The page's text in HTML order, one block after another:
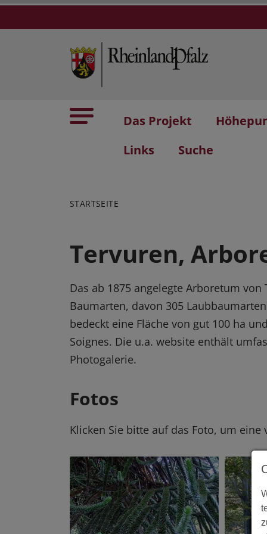
Das Projekt
Links
Suche
STARTSEITE
Tervuren,
Das ab 1875 angelegte Arboretum
Baumarten, davon 305
bedeckt eine Fläche von gut 100 ha
Soignes. Die u.a. website enthält
Photogalerie.
Fotos
Klicken Sie bitte auf das Foto, um